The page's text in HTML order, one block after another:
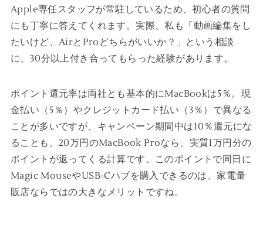
Apple専任スタッフが常駐しているため、初心者の質問
にも丁寧に答えてくれます。実際、私も「動画編集をし
たいけど、AirとProどちらがいいか？」という相談
に、30分以上付き合ってもらった経験があります。
ポイント還元率は両社とも基本的にMacBookは5％。現
金払い（5％）やクレジットカード払い（3％）で異なる
ことが多いですが、キャンペーン期間中は10％還元にな
ることも。20万円のMacBook Proなら、実質1万円分の
ポイントが返ってくる計算です。このポイントで同日に
Magic MouseやUSB-Cハブを購入できるのは、家電量
販店ならではの大きなメリットですね。